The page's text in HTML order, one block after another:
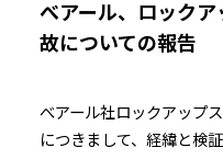
べアール、ロック
故についての報告
べアール社ロックアップ
につきまして、経緯と検